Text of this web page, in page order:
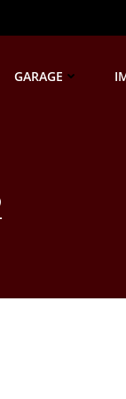
GARAGE